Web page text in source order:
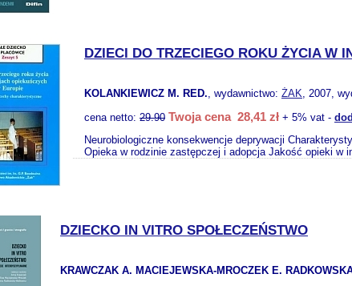
DZIECI DO TRZECIEGO ROKU ŻYCIA W
KOLANKIEWICZ M. RED., wydawnictwo: ŻAK, 2007,
cena netto: 29.90 Twoja cena 28,41 zł + 5% vat -
Neurobiologiczne konsekwencje deprywacji
Opieka w rodzinie zastępczej i adopcja Jakość opieki w
DZIECKO IN VITRO SPOŁECZEŃSTWO
KRAWCZAK A. MACIEJEWSKA-MROCZEK E.